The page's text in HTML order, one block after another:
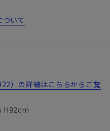
いて
）の詳細はこちらからご覧
H92cm